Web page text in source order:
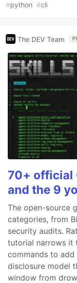
#python #cli
The DEV Team
70+ official
and the 9
The open-source
categories, from
security audits.
tutorial narrows it
commands to
disclosure model
window from